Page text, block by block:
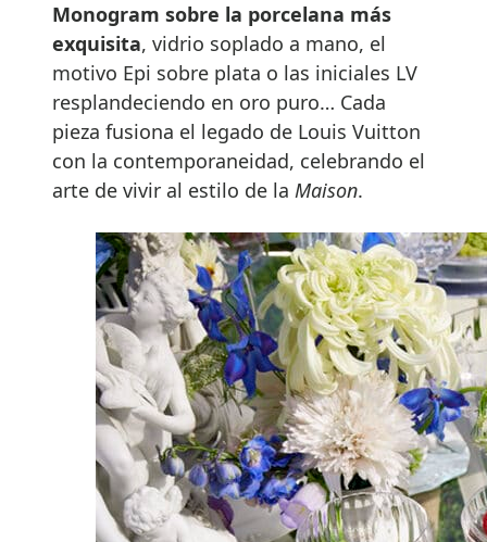
Monogram sobre la porcelana más
exquisita, vidrio soplado a mano, el
motivo Epi sobre plata o las iniciales LV
resplandeciendo en oro puro… Cada
pieza fusiona el legado de Louis Vuitton
con la contemporaneidad, celebrando el
arte de vivir al estilo de la Maison.